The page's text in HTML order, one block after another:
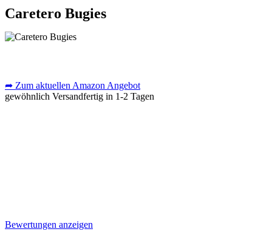
Caretero Bugies
➦ Zum aktuellen Amazon Angebot
gewöhnlich Versandfertig in 1-2 Tagen
Bewertungen anzeigen